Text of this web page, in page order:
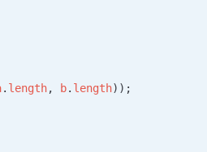
. length, b. length));